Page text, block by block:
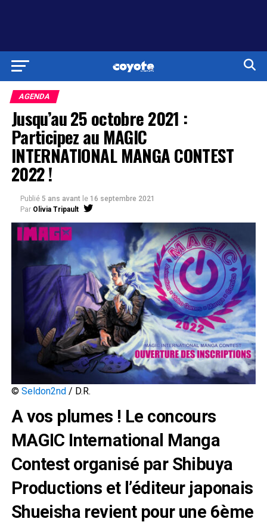
AGENDA
Jusqu’au 25 octobre 2021 :
Participez au MAGIC
INTERNATIONAL MANGA CONTEST
2022 !
Publié 5 ans avant le 16 septembre 2021
Par Olivia Tripault
© Seldon2nd / D.R.
A vos plumes ! Le concours
MAGIC International Manga
Contest organisé par Shibuya
Productions et l’éditeur japonais
Shueisha revient pour une 6ème